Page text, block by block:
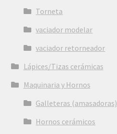
Torneta
vaciador modelar
vaciador retorneador
Lápices/Tizas cerámicas
Maquinaria y Hornos
Galleteras (amasadoras)
Hornos cerámicos